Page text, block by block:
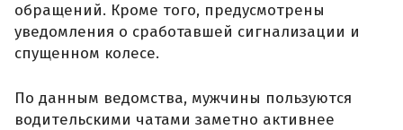
обращений. Кроме того, предусмотрены
уведомления о сработавшей сигнализации и
спущенном колесе.
По данным ведомства, мужчины пользуются
водительскими чатами заметно активнее